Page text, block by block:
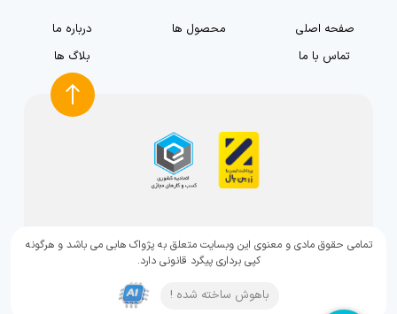
صفحه اصلی محصول ها
درباره ما
تماس با ما
بلاگ ها
تمامی حقوق مادی و معنوی این وبسایت متعلق به پژواک هابی می باشد و هرگونه
کپی برداری پیگرد قانونی دارد.
باهوش ساخته شده !